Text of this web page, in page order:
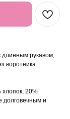
рукавом,
воротника.
20%
долговечным и